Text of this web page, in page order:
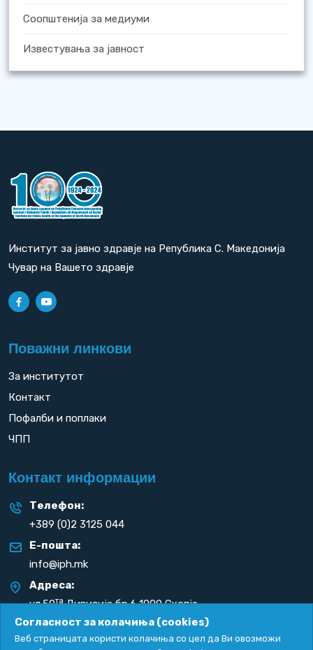
Соопштенија за медиуми
Известувања за јавност
Институт за јавно здравје на Република С. Македонија
Чувар на Вашето здравје
Поважни линкови
За институтот
Контакт
Пофалби и поплаки
ЧПП
Контакт информации
Телефон:
+389 (0)2 3125 044
Е-пошта:
info@iph.mk
Адреса:
ул.50таДивизија бр.6 1000 Скопје
Република С. Македонија
Согласност за колачиња (cookies)
Веб страницата користи колачиња со цел да Ви овозможи